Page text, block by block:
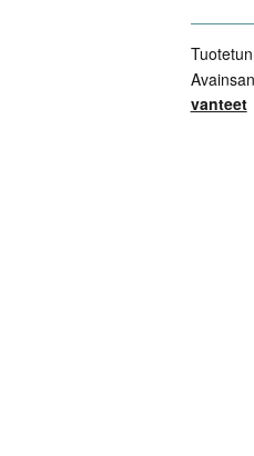
10
EV
235/
92T
vanteet